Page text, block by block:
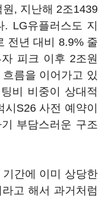
, 지난해 2조1439
LG유플러스도 지
전년 대비 8.9% 줄
피크 이후 2조원
름을 이어가고 있
비 비중이 상대적
S26 사전 예약이
부담스러운 구조
간에 이미 상당한
고 해서 과거처럼